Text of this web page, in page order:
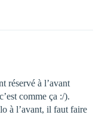
réservé à l’avant
comme ça :/).
à l’avant, il faut faire